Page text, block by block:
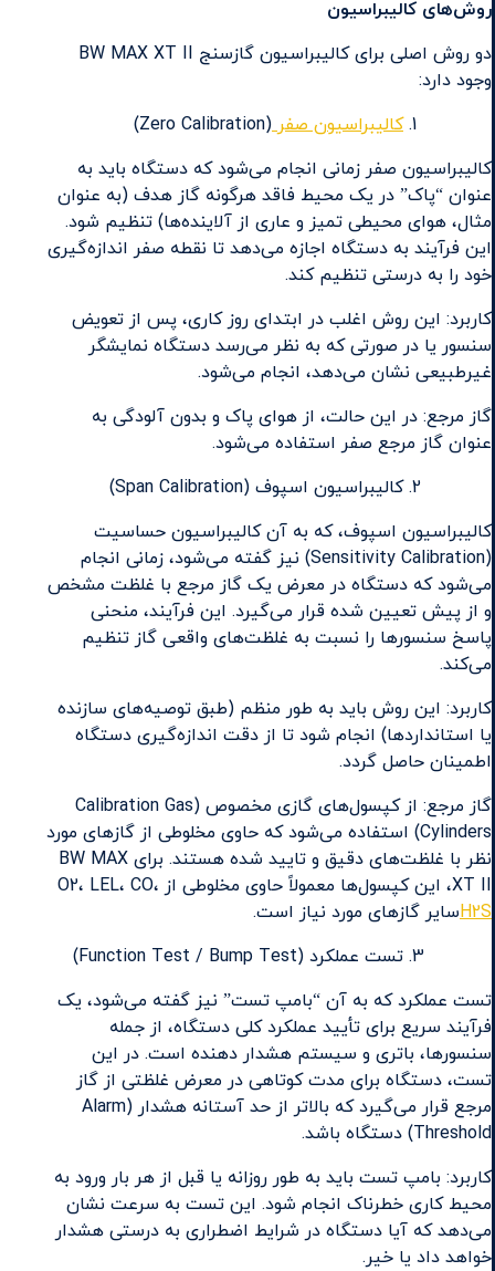
روش‌های کالیبراسیون
دو روش اصلی برای کالیبراسیون گازسنج BW MAX XT II
وجود دارد:
کالیبراسیون صفر(Zero Calibration)
کالیبراسیون صفر زمانی انجام می‌شود که دستگاه باید به
عنوان “پاک” در یک محیط فاقد هرگونه گاز هدف (به عنوان
مثال، هوای محیطی تمیز و عاری از آلاینده‌ها) تنظیم شود.
این فرآیند به دستگاه اجازه می‌دهد تا نقطه صفر اندازه‌گیری
خود را به درستی تنظیم کند.
کاربرد: این روش اغلب در ابتدای روز کاری، پس از تعویض
سنسور یا در صورتی که به نظر می‌رسد دستگاه نمایشگر
غیرطبیعی نشان می‌دهد، انجام می‌شود.
گاز مرجع: در این حالت، از هوای پاک و بدون آلودگی به
عنوان گاز مرجع صفر استفاده می‌شود.
کالیبراسیون اسپوف (Span Calibration)
کالیبراسیون اسپوف، که به آن کالیبراسیون حساسیت
(Sensitivity Calibration) نیز گفته می‌شود، زمانی انجام
می‌شود که دستگاه در معرض یک گاز مرجع با غلظت مشخص
و از پیش تعیین شده قرار می‌گیرد. این فرآیند، منحنی
پاسخ سنسورها را نسبت به غلظت‌های واقعی گاز تنظیم
می‌کند.
کاربرد: این روش باید به طور منظم (طبق توصیه‌های سازنده
یا استانداردها) انجام شود تا از دقت اندازه‌گیری دستگاه
اطمینان حاصل گردد.
گاز مرجع: از کپسول‌های گازی مخصوص (Calibration Gas
Cylinders) استفاده می‌شود که حاوی مخلوطی از گازهای مورد
نظر با غلظت‌های دقیق و تایید شده هستند. برای BW MAX
XT II، این کپسول‌ها معمولاً حاوی مخلوطی از O2، LEL، CO،
H2Sسایر گازهای مورد نیاز است.
تست عملکرد (Function Test / Bump Test)
تست عملکرد که به آن “بامپ تست” نیز گفته می‌شود، یک
فرآیند سریع برای تأیید عملکرد کلی دستگاه، از جمله
سنسورها، باتری و سیستم هشدار دهنده است. در این
تست، دستگاه برای مدت کوتاهی در معرض غلظتی از گاز
مرجع قرار می‌گیرد که بالاتر از حد آستانه هشدار (Alarm
Threshold) دستگاه باشد.
کاربرد: بامپ تست باید به طور روزانه یا قبل از هر بار ورود به
محیط کاری خطرناک انجام شود. این تست به سرعت نشان
می‌دهد که آیا دستگاه در شرایط اضطراری به درستی هشدار
خواهد داد یا خیر.